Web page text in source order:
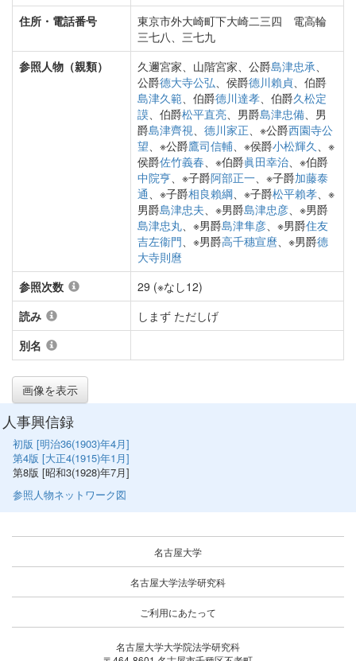
住所・電話番号
東京市外大崎町下大崎二三四 電高輪
三七八、三七九
参照人物（親類）
久邇宮家、山階宮家、公爵島津忠承、
公爵德大寺公弘、侯爵德川賴貞、伯爵
島津久範、伯爵德川達孝、伯爵久松定
謨、伯爵松平直亮、男爵島津忠備、男
爵島津齊視、 德川家正、※公爵西園寺公
望、※公爵鷹司信輔、※侯爵小松輝久、※
侯爵佐竹義春、※伯爵眞田幸治、※伯爵
中院亨、※子爵阿部正一、※子爵加藤泰
通、※子爵相良賴綱、※子爵松平賴孝、※
男爵島津忠夫、※男爵島津忠彦、※男爵
島津忠丸、※男爵島津隼彦、※男爵住友
吉左衞門、※男爵高千穗宣麿、※男爵德
大寺則麿
参照次数
29 (※なし12)
読み
しまず ただしげ
別名
画像を表示
人事興信録
初版 [明治36(1903)年4月]
第4版 [大正4(1915)年1月]
第8版 [昭和3(1928)年7月]
参照人物ネットワーク図
名古屋大学
名古屋大学法学研究科
ご利用にあたって
名古屋大学大学院法学研究科